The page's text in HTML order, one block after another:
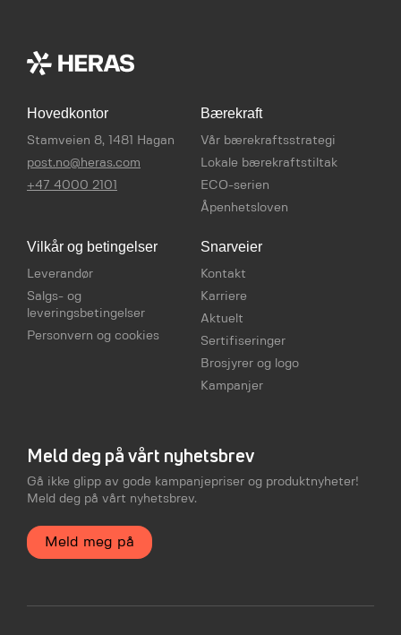
Hovedkontor
Stamveien 8, 1481 Hagan
post.no@heras.com
+47 4000 2101
Bærekraft
Vår bærekraftsstrategi
Lokale bærekraftstiltak
ECO-serien
Åpenhetsloven
Vilkår og betingelser
Leverandør
Salgs- og
leveringsbetingelser
Personvern og cookies
Snarveier
Kontakt
Karriere
Aktuelt
Sertifiseringer
Brosjyrer og logo
Kampanjer
Meld deg på vårt nyhetsbrev
Gå ikke glipp av gode kampanjepriser og produktnyheter!
Meld deg på vårt nyhetsbrev.
Meld meg på